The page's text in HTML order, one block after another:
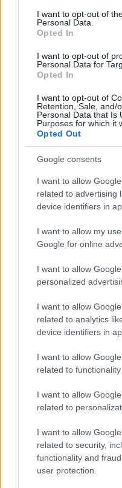
consent section.
I want to opt-out of
Personal Data.
Opted In
I want to opt-out of
Personal Data for
Opted In
I want to opt-out of
Retention, Sale, and/
Personal Data that Is
Purposes for which it
Opted Out
Google consents
I want to allow
related to advertising
device identifiers in
I want to allow my
Google for online
I want to allow
personalized
I want to allow
related to analytics
device identifiers in
I want to allow
related to
I want to allow
related to
I want to allow
related to security,
functionality and
user protection.
Berlin - otthon - 1933
Lasker új versenyzői
gyengeségei ellen
felfogásbeli
ellen is. Mindenki ellen
legkevésbé feküdt
játszma
segítette.
JÁTSZMÁK
Források: hu.wikipedia.org